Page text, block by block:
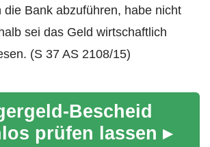
die Bank abzuführen, habe nicht
sei das Geld wirtschaftlich
(S 37 AS 2108/15)
Bescheid
prüfen lassen ▸